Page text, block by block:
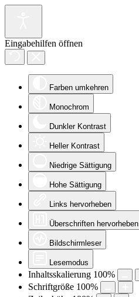
Eingabehilfen öffnen
Farben umkehren
Monochrom
Dunkler Kontrast
Heller Kontrast
Niedrige Sättigung
Hohe Sättigung
Links hervorheben
Überschriften hervorheben
Bildschirmleser
Lesemodus
Inhaltsskalierung 100%
Schriftgröße 100%